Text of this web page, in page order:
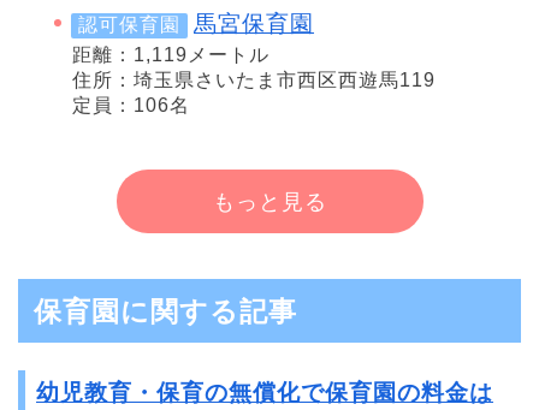
認可保育園 馬宮保育園
距離：1,119メートル
住所：埼玉県さいたま市西区西遊馬119
定員：106名
もっと見る
保育園に関する記事
幼児教育・保育の無償化で保育園の料金は